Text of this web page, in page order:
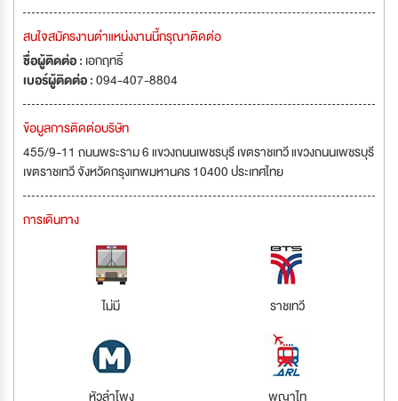
สนใจสมัครงานตำแหน่งงานนี้กรุณาติดต่อ
ชื่อผู้ติดต่อ : เอกฤทธิ์
เบอร์ผู้ติดต่อ :094-407-8804
ข้อมูลการติดต่อบริษัท
455/9-11 ถนนพระราม 6 แขวงถนนเพชรบุรี เขตราชเทวี แขวงถนนเพชรบุรี
เขตราชเทวี จังหวัดกรุงเทพมหานคร 10400 ประเทศไทย
การเดินทาง
ไม่มี ราชเทวี
หัวลำโพง พญาไท